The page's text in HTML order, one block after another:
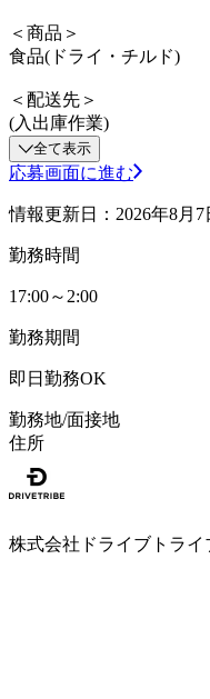
＜商品＞
食品(ドライ・チルド)
＜配送先＞
(入出庫作業)
全て表示
応募画面に進む
情報更新日：2026年8月7
勤務時間
17:00～2:00
勤務期間
即日勤務OK
勤務地/面接地
住所
株式会社ドライブトライ